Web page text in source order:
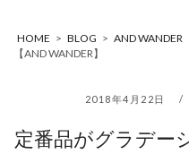
HOME > BLOG > AND WANDER
【AND WANDER】
2018年4月22日
定番品がグラデー